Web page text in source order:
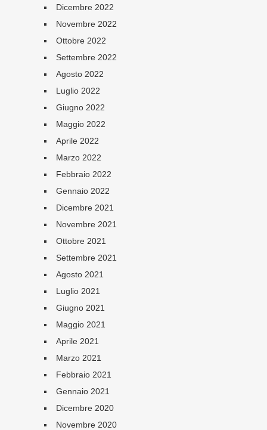
Dicembre 2022
Novembre 2022
Ottobre 2022
Settembre 2022
Agosto 2022
Luglio 2022
Giugno 2022
Maggio 2022
Aprile 2022
Marzo 2022
Febbraio 2022
Gennaio 2022
Dicembre 2021
Novembre 2021
Ottobre 2021
Settembre 2021
Agosto 2021
Luglio 2021
Giugno 2021
Maggio 2021
Aprile 2021
Marzo 2021
Febbraio 2021
Gennaio 2021
Dicembre 2020
Novembre 2020